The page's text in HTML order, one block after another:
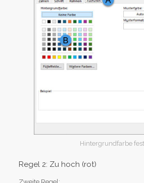
Hintergrundfarbe
Regel 2: Zu hoch (rot)